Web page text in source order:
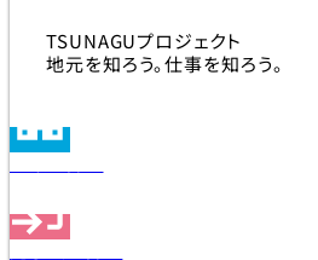
TSUNAGUプロジェクト
地元を知ろう。仕事を知ろう。